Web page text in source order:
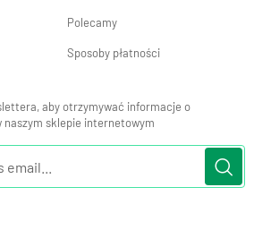
Polecamy
Sposoby płatności
aby otrzymywać informacje o
sklepie internetowym